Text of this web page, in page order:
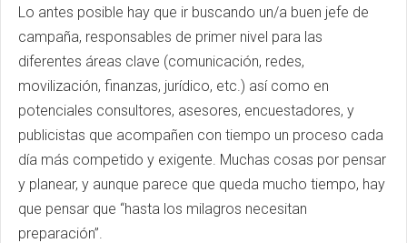
Lo antes posible hay que ir buscando un/a buen jefe de
campaña, responsables de primer nivel para las
diferentes áreas clave (comunicación, redes,
movilización, finanzas, jurídico, etc.) así como en
potenciales consultores, asesores, encuestadores, y
publicistas que acompañen con tiempo un proceso cada
día más competido y exigente. Muchas cosas por pensar
y planear, y aunque parece que queda mucho tiempo, hay
que pensar que “hasta los milagros necesitan
preparación”.